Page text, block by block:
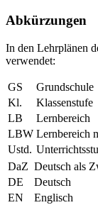
Abkürzungen
In den Lehrplänen
verwendet:
GS
Grundschule
Kl.
Klassenstufe
LB
Lernbereich
LBW Lernbereich
Ustd.
DaZ Deutsch als
DE
Deutsch
EN
Englisch